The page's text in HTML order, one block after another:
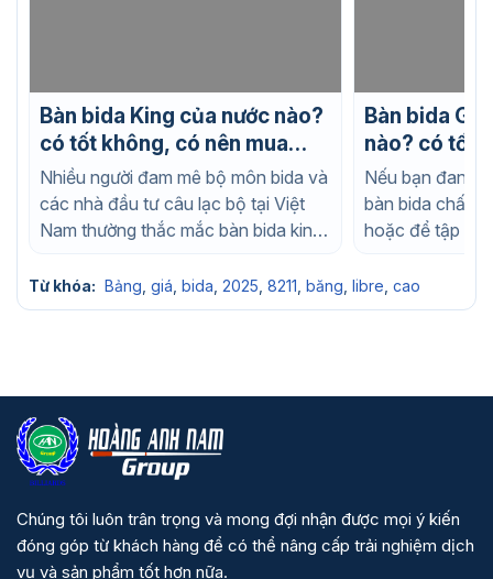
Bàn bida King của nước nào?
có tốt không, có nên mua
không?
Nhiều người đam mê bộ môn bida và
các nhà đầu tư câu lạc bộ tại Việt
Nam thường thắc mắc bàn bida king
Bàn bida
nào? có tốt
mua không?
Nếu bạn đang
bàn bida chất
hoặc để tập
Từ khóa: Bảng giá bida 2025 8211 băng libre cao
Chúng tôi luôn trân trọng và mong đợi nhận được mọi ý kiến
đóng góp từ khách hàng để có thể nâng cấp trải nghiệm dịch
vụ và sản phẩm tốt hơn nữa.